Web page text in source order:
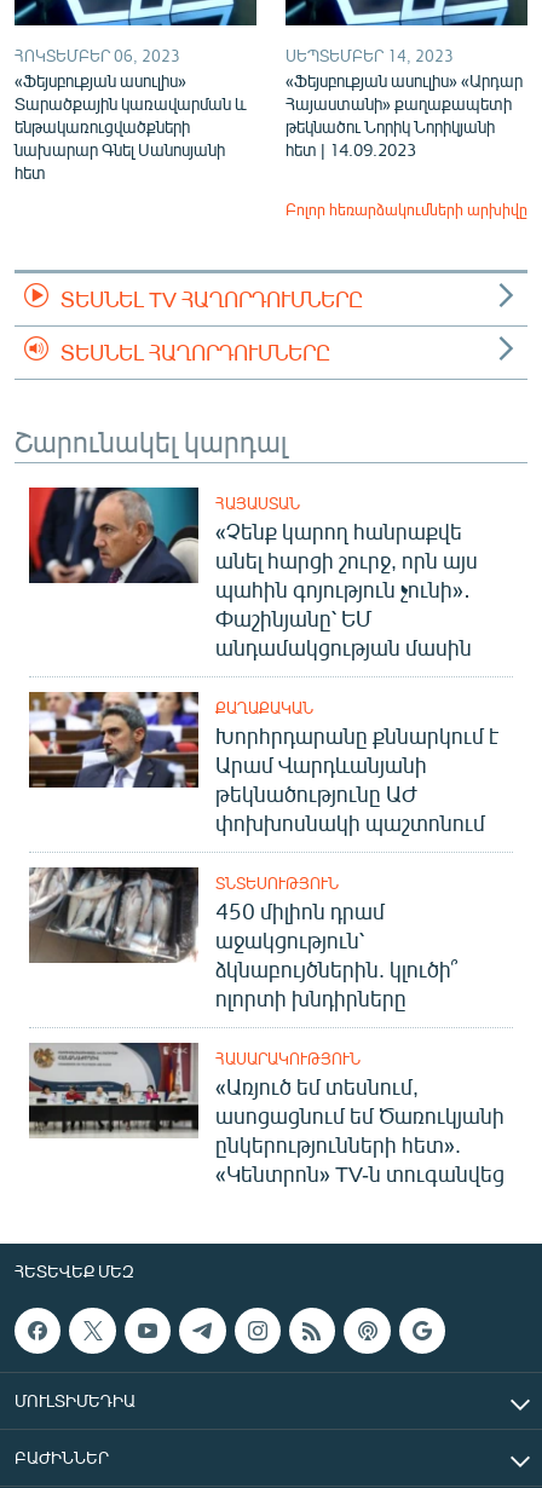
ՀՈԿՏԵՄԲԵՐ 06, 2023
«Ֆեյսբուքյան ասուլիս»
Տարածքային կառավարման և
ենթակառուցվածքների
նախարար Գնել Սանոսյանի
հետ
ՍԵՊՏԵՄԲԵՐ 14, 2023
«Ֆեյսբուքյան ասուլիս» «Արդար
Հայաստանի» քաղաքապետի
թեկնածու Նորիկ Նորիկյանի
հետ | 14.09.2023
Բոլոր հեռարձակումների արխիվը
ՏԵՍՆԵԼ TV ՀԱՂՈՐԴՈՒՄՆԵՐԸ
ՏԵՍՆԵԼ ՀԱՂՈՐԴՈՒՄՆԵՐԸ
Շարունակել կարդալ
ՀԱՅԱՍՏԱՆ
«Չենք կարող հանրաքվե
անել հարցի շուրջ, որն այս
պահին գոյություն չունի»․
Փաշինյանը՝ ԵՄ
անդամակցության մասին
ՔԱՂԱՔԱԿԱՆ
Խորհրդարանը քննարկում է
Արամ Վարդևանյանի
թեկնածությունը ԱԺ
փոխխոսնակի պաշտոնում
ՏՆՏԵՍՈՒԹՅՈՒՆ
450 միլիոն դրամ
աջակցություն՝
ձկնաբույծներին. կլուծի՞
ոլորտի խնդիրները
ՀԱՍԱՐԱԿՈՒԹՅՈՒՆ
«Առյուծ եմ տեսնում,
ասոցացնում եմ Ծառուկյանի
ընկերությունների հետ».
«Կենտրոն» TV-ն տուգանվեց
ՀԵՏԵՎԵՔ ՄԵԶ
ՄՈՒԼՏԻՄԵԴԻԱ
ԲԱԺԻՆՆԵՐ